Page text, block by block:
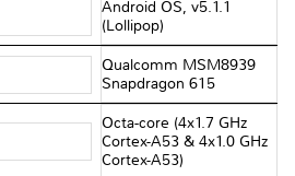
Android OS, v5.1.1
(Lollipop)
Qualcomm MSM8939
Snapdragon 615
Octa-core (4x1.7 GHz
Cortex-A53 & 4x1.0 GHz
Cortex-A53)